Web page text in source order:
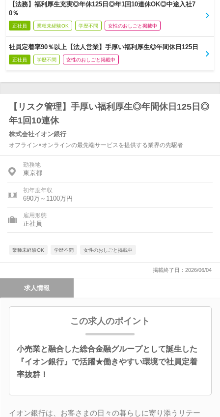
【法務】福利厚生充実◎年休125日◎年1回10連休OK◎中途入社7
0％
正社員 業種未経験OK 学歴不問 女性のおしごと掲載中
社員定着率90％以上【法人営業】手厚い福利厚生◎年間休日125日
正社員 学歴不問 女性のおしごと掲載中
【リスク管理】手厚い福利厚生◎年間休日125日◎
年1回10連休
株式会社イオン銀行
オフライン×オンラインの最先端サービスを提供する業界の先駆者
勤務地
東京都
初年度年収
690万～1100万円
雇用形態
正社員
業種未経験OK 学歴不問 女性のおしごと掲載中
掲載終了日：2026/06/04
求人情報
この求人のポイント
小売業と融合した総合金融グループとして誕生した
『イオン銀行』で活躍★働きやすい環境で社員定着
率抜群！
イオン銀行は、お客さまの日々の暮らしに寄り添うリテー